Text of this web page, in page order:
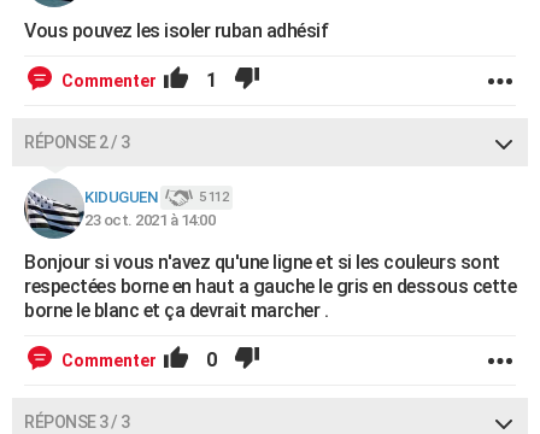
Vous pouvez les isoler ruban adhésif
Commenter 1
RÉPONSE 2 / 3
KIDUGUEN 5 112
23 oct. 2021 à 14:00
Bonjour si vous n'avez qu'une ligne et si les couleurs sont
respectées borne en haut a gauche le gris en dessous cette
borne le blanc et ça devrait marcher .
Commenter 0
RÉPONSE 3 / 3